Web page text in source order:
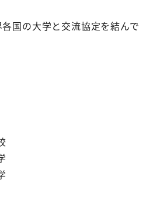
国の大学と交流協定を結んで